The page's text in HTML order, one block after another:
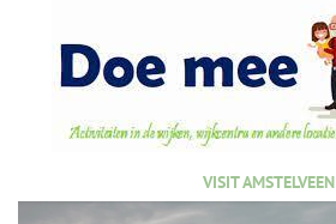
VISIT AMSTELVEEN